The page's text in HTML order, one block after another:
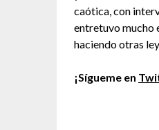
caótica, con
entretuvo mucho
haciendo otras
¡Sígueme en